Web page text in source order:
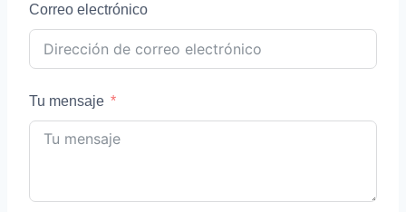
Correo electrónico
Tu mensaje